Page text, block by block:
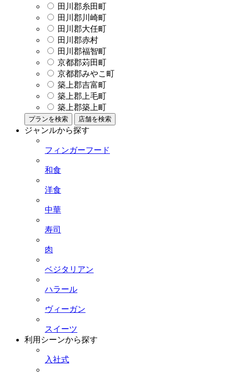
田川郡糸田町
田川郡川崎町
田川郡大任町
田川郡赤村
田川郡福智町
京都郡苅田町
京都郡みやこ町
築上郡吉富町
築上郡上毛町
築上郡築上町
プランを検索 店舗を検索
ジャンルから探す
フィンガーフード
和食
洋食
中華
寿司
肉
ベジタリアン
ハラール
ヴィーガン
スイーツ
利用シーンから探す
入社式